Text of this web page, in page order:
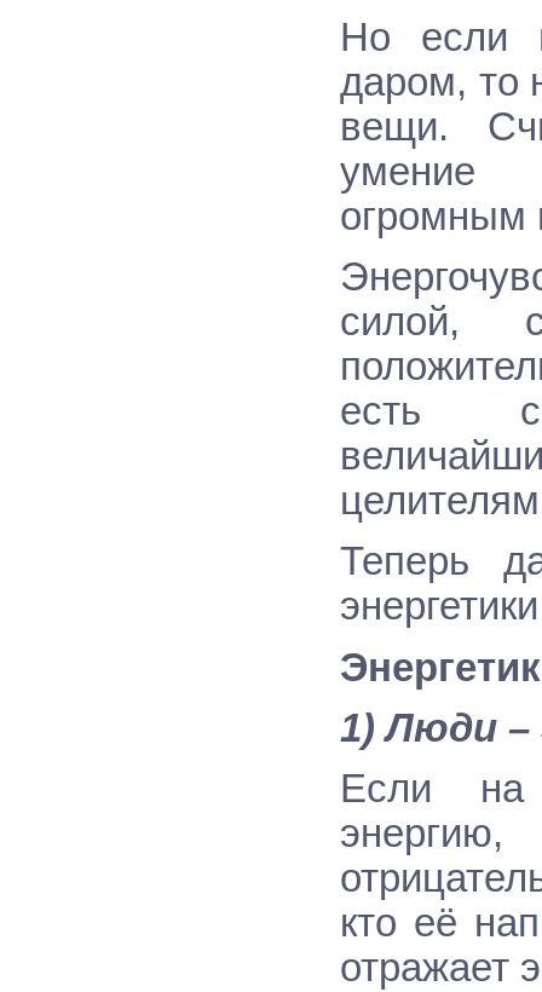
Но если
даром, то
вещи.
умение
огромным
силой,
есть
Теперь
1) Люди –
Если на
кто её
отражает